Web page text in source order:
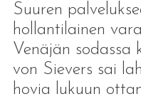
Suuren
hollantilainen
Venäjän sodassa
von Sievers sai
hovia lukuun